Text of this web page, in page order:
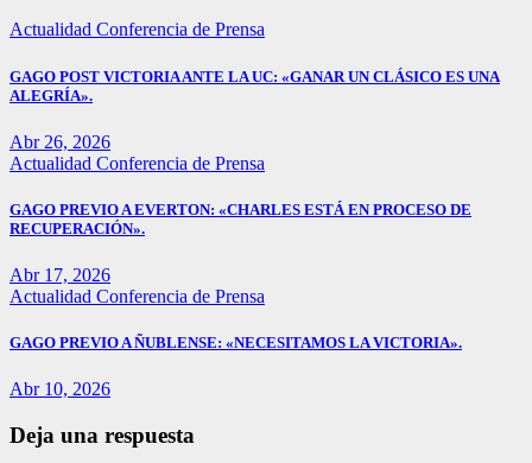
Actualidad Conferencia de Prensa
GAGO POST VICTORIA ANTE LA UC: «GANAR UN CLÁSICO ES UNA
ALEGRÍA».
Abr 26, 2026
Actualidad Conferencia de Prensa
GAGO PREVIO A EVERTON: «CHARLES ESTÁ EN PROCESO DE
RECUPERACIÓN».
Abr 17, 2026
Actualidad Conferencia de Prensa
GAGO PREVIO A ÑUBLENSE: «NECESITAMOS LA VICTORIA».
Abr 10, 2026
Deja una respuesta